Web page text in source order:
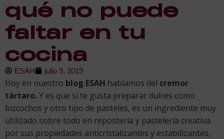
qué no puede
faltar en tu
cocina
ESAH julio 9, 2019
Hoy en nuestro blog ESAH hablamos del cremor
tártaro.Y es que si te gusta preparar dulces como
bizcochos y otro tipo de pasteles, es un ingrediente muy
utilizado sobre todo en repostería y pastelería creativa
por sus propiedades anticristalizantes y estabilizantes,